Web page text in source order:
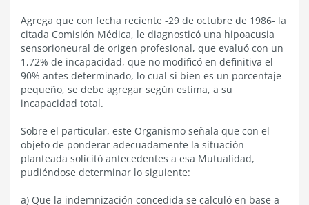
Agrega que con fecha reciente -29 de octubre de 1986- la
citada Comisión Médica, le diagnosticó una hipoacusia
sensorioneural de origen profesional, que evaluó con un
1,72% de incapacidad, que no modificó en definitiva el
90% antes determinado, lo cual si bien es un porcentaje
pequeño, se debe agregar según estima, a su
incapacidad total.
Sobre el particular, este Organismo señala que con el
objeto de ponderar adecuadamente la situación
planteada solicitó antecedentes a esa Mutualidad,
pudiéndose determinar lo siguiente:
a) Que la indemnización concedida se calculó en base a